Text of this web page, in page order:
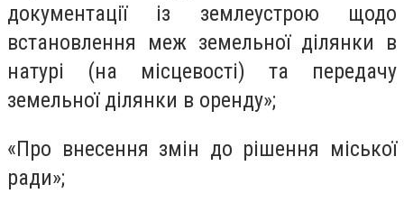
документації із землеустрою щодо
встановлення меж земельної ділянки в
натурі (на місцевості) та передачу
земельної ділянки в оренду»;
«Про внесення змін до рішення міської
ради»;